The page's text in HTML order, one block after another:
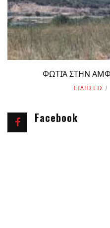
ΦΩΤΙΆ ΣΤΗΝ
ΕΙΔΗΣΕΙΣ
Facebook